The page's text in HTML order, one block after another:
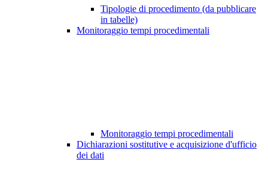
Tipologie di procedimento (da pubblicare
in tabelle)
Monitoraggio tempi procedimentali
Monitoraggio tempi procedimentali
Dichiarazioni sostitutive e acquisizione d'ufficio
dei dati